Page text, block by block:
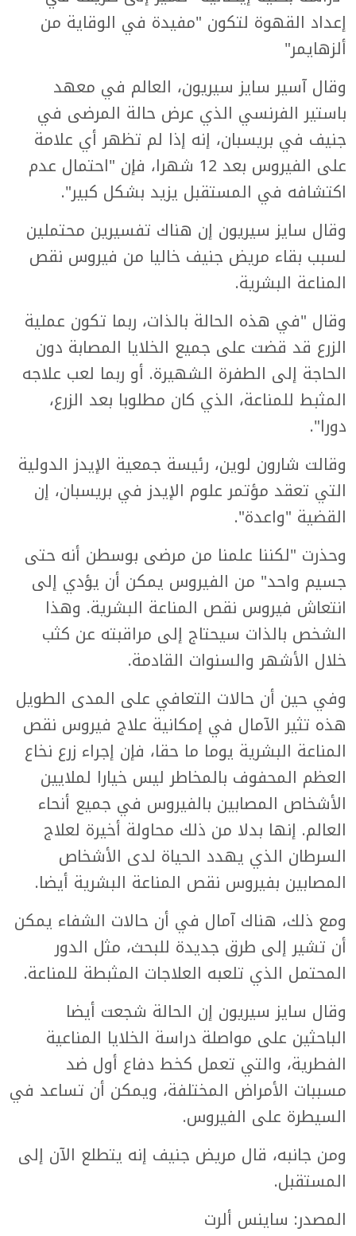
إعداد القهوة لتكون "مفيدة في الوقاية من
ألزهايمر"
وقال آسير سايز سيريون، العالم في معهد
باستير الفرنسي الذي عرض حالة المرضى في
جنيف في بريسبان، إنه إذا لم تظهر أي علامة
على الفيروس بعد 12 شهرا، فإن "احتمال عدم
اكتشافه في المستقبل يزيد بشكل كبير".
وقال سايز سيريون إن هناك تفسيرين محتملين
لسبب بقاء مريض جنيف خاليا من فيروس نقص
المناعة البشرية.
وقال "في هذه الحالة بالذات، ربما تكون عملية
الزرع قد قضت على جميع الخلايا المصابة دون
الحاجة إلى الطفرة الشهيرة. أو ربما لعب علاجه
المثبط للمناعة، الذي كان مطلوبا بعد الزرع،
دورا".
وقالت شارون لوين، رئيسة جمعية الإيدز الدولية
التي تعقد مؤتمر علوم الإيدز في بريسبان، إن
القضية "واعدة".
وحذرت "لكننا علمنا من مرضى بوسطن أنه حتى
جسيم واحد" من الفيروس يمكن أن يؤدي إلى
انتعاش فيروس نقص المناعة البشرية. وهذا
الشخص بالذات سيحتاج إلى مراقبته عن كثب
خلال الأشهر والسنوات القادمة.
وفي حين أن حالات التعافي على المدى الطويل
هذه تثير الآمال في إمكانية علاج فيروس نقص
المناعة البشرية يوما ما حقا، فإن إجراء زرع نخاع
العظم المحفوف بالمخاطر ليس خيارا لملايين
الأشخاص المصابين بالفيروس في جميع أنحاء
العالم. إنها بدلا من ذلك محاولة أخيرة لعلاج
السرطان الذي يهدد الحياة لدى الأشخاص
المصابين بفيروس نقص المناعة البشرية أيضا.
ومع ذلك، هناك آمال في أن حالات الشفاء يمكن
أن تشير إلى طرق جديدة للبحث، مثل الدور
المحتمل الذي تلعبه العلاجات المثبطة للمناعة.
وقال سايز سيريون إن الحالة شجعت أيضا
الباحثين على مواصلة دراسة الخلايا المناعية
الفطرية، والتي تعمل كخط دفاع أول ضد
مسببات الأمراض المختلفة، ويمكن أن تساعد في
السيطرة على الفيروس.
ومن جانبه، قال مريض جنيف إنه يتطلع الآن إلى
المستقبل.
المصدر: ساينس ألرت